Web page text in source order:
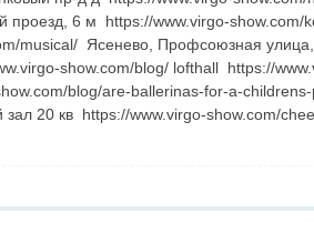
6 м https://www.virgo-
musical/ Ясенево, Профсоюзная
show.com/blog/ lofthall https://
blog/are-ballerinas-for-a-
20 кв https://www.virgo-show.com/